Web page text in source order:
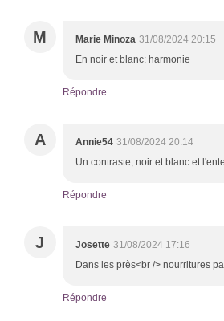
M Marie Minoza 31/08/2024 20:15
En noir et blanc: harmonie
Répondre
A Annie54 31/08/2024 20:14
Un contraste, noir et blanc et
Répondre
J Josette 31/08/2024 17:16
Dans les près<br /> nourritures
Répondre